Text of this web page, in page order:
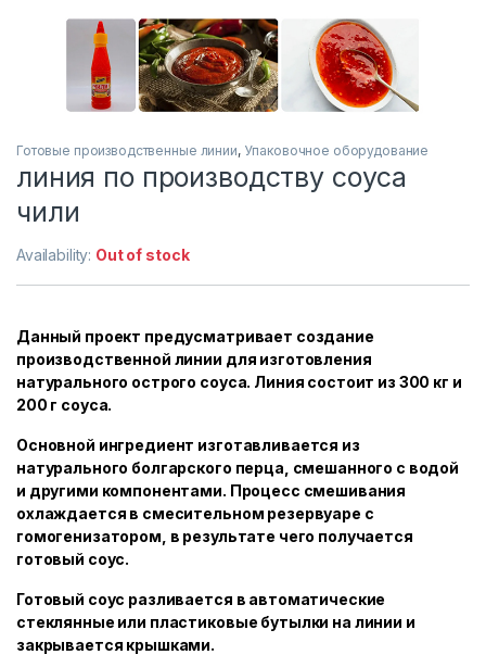
Готовые производственные линии, Упаковочное оборудование
линия по производству соуса
чили
Availability: Out of stock
Данный проект предусматривает создание
производственной линии для изготовления
натурального острого соуса. Линия состоит из 300 кг и
200 г соуса.
Основной ингредиент изготавливается из
натурального болгарского перца, смешанного с водой
и другими компонентами. Процесс смешивания
охлаждается в смесительном резервуаре с
гомогенизатором, в результате чего получается
готовый соус.
Готовый соус разливается в автоматические
стеклянные или пластиковые бутылки на линии и
закрывается крышками.